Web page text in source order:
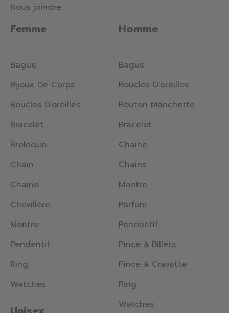
Femme
Bague
Bijoux De Corps
Boucles D'oreilles
Bracelet
Breloque
Chain
Chaine
Chevillère
Montre
Pendentif
Ring
Watches
Homme
Bague
Boucles D'oreilles
Bouton Manchette
Bracelet
Chaine
Chains
Montre
Parfum
Pendentif
Pince à Billets
Pince à Cravatte
Ring
Watches
Nous joindre